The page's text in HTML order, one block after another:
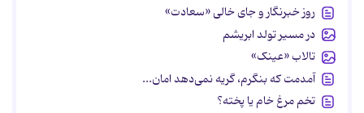
روز خبرنگار و جای خالی «سعادت»
در مسیر تولد ابریشم
تالاب «عینک»
آمدمت که بنگرم، گریه نمی‌دهد امان...
تخم مرغ خام یا پخته؟